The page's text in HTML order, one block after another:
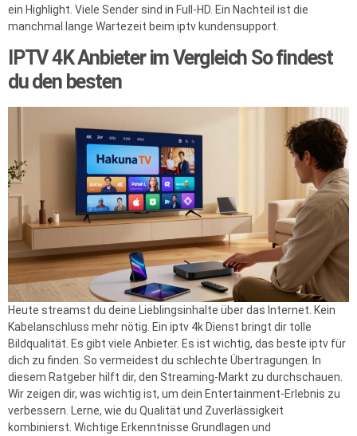
ein Highlight. Viele Sender sind in Full-HD. Ein Nachteil ist die
manchmal lange Wartezeit beim iptv kundensupport.
IPTV 4K Anbieter im Vergleich So findest
du den besten
Heute streamst du deine Lieblingsinhalte über das Internet. Kein
Kabelanschluss mehr nötig. Ein iptv 4k Dienst bringt dir tolle
Bildqualität. Es gibt viele Anbieter. Es ist wichtig, das beste iptv für
dich zu finden. So vermeidest du schlechte Übertragungen. In
diesem Ratgeber hilft dir, den Streaming-Markt zu durchschauen.
Wir zeigen dir, was wichtig ist, um dein Entertainment-Erlebnis zu
verbessern. Lerne, wie du Qualität und Zuverlässigkeit
kombinierst. Wichtige Erkenntnisse Grundlagen und